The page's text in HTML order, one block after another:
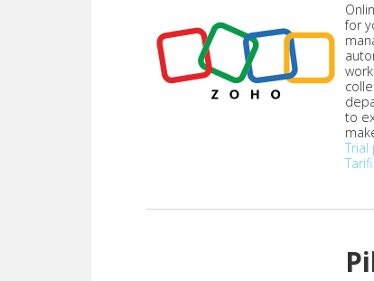
for
to
Trial